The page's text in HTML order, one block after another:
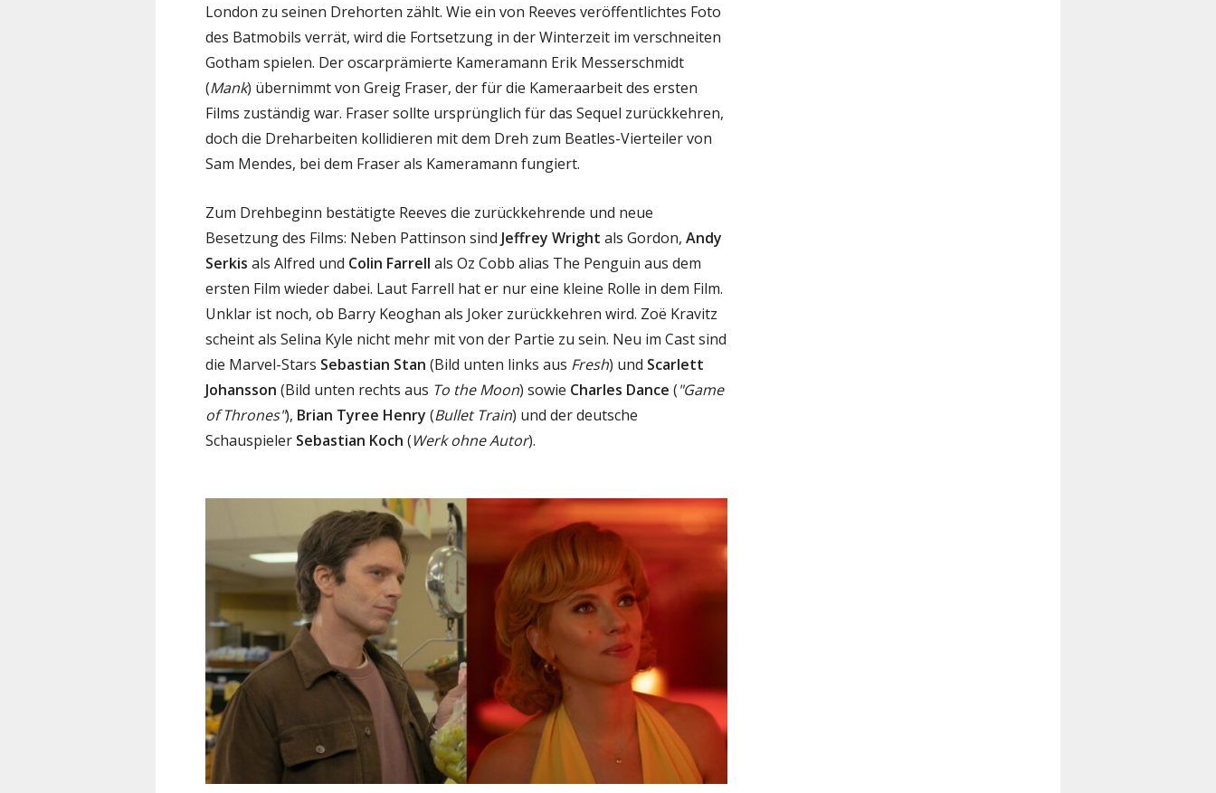
London zu seinen Drehorten zählt. Wie ein von Reeves veröffentlichtes Foto
des Batmobils verrät, wird die Fortsetzung in der Winterzeit im verschneiten
Gotham spielen. Der oscarprämierte Kameramann Erik Messerschmidt
(Mank) übernimmt von Greig Fraser, der für die Kameraarbeit des ersten
Films zuständig war. Fraser sollte ursprünglich für das Sequel zurückkehren,
doch die Dreharbeiten kollidieren mit dem Dreh zum Beatles-Vierteiler von
Sam Mendes, bei dem Fraser als Kameramann fungiert.
Zum Drehbeginn bestätigte Reeves die zurückkehrende und neue
Besetzung des Films: Neben Pattinson sind Jeffrey Wright als Gordon, Andy
Serkis als Alfred und Colin Farrell als Oz Cobb alias The Penguin aus dem
ersten Film wieder dabei. Laut Farrell hat er nur eine kleine Rolle in dem Film.
Unklar ist noch, ob Barry Keoghan als Joker zurückkehren wird. Zoë Kravitz
scheint als Selina Kyle nicht mehr mit von der Partie zu sein. Neu im Cast sind
die Marvel-Stars Sebastian Stan (Bild unten links aus Fresh) und Scarlett
Johansson (Bild unten rechts aus To the Moon) sowie Charles Dance ("Game
of Thrones"), Brian Tyree Henry (Bullet Train) und der deutsche
Schauspieler Sebastian Koch (Werk ohne Autor).